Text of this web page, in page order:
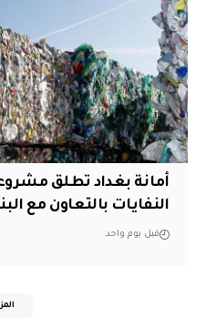
أمانة بغداد تطلق
النفايات بالتعاون مع
قبل يوم واحد